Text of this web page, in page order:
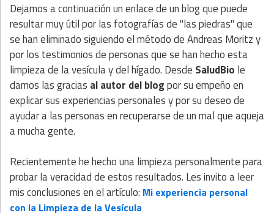
Dejamos a continuación un enlace de un blog que puede
resultar muy útil por las fotografías de "las piedras" que
se han eliminado siguiendo el método de Andreas Moritz y
por los testimonios de personas que se han hecho esta
limpieza de la vesícula y del hígado. Desde SaludBio le
damos las gracias al autor del blogpor su empeño en
explicar sus experiencias personales y por su deseo de
ayudar a las personas en recuperarse de un mal que aqueja
a mucha gente.
Recientemente he hecho una limpieza personalmente para
probar la veracidad de estos resultados. Les invito a leer
mis conclusiones en el artículo: Mi experiencia personal
con la Limpieza de la Vesícula